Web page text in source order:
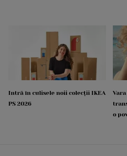
Intră în culisele noii colecții IKEA
PS 2026
o